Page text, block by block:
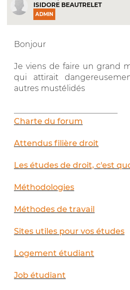
ISIDORE BEAUTRELET
ADMIN
Bonjour
Je viens de faire un grand
qui attirait
autres mustélidés
Charte du forum
Attendus filière droit
Les études de droit, c'est
Méthodologies
Méthodes de travail
Sites utiles pour vos études
Logement étudiant
Job étudiant